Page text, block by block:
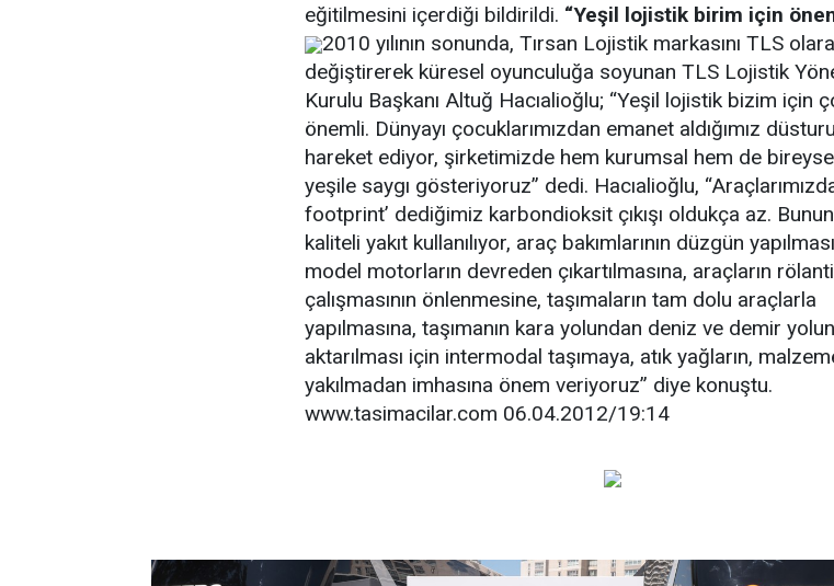
eğitilmesini içerdiği bildirildi. “Yeşil lojistik birim için
2010 yılının sonunda, Tırsan Lojistik markasını TLS
değiştirerek küresel oyunculuğa soyunan TLS Lojistik
Kurulu Başkanı Altuğ Hacıalioğlu; “Yeşil lojistik bizim için
önemli. Dünyayı çocuklarımızdan emanet aldığımız
hareket ediyor, şirketimizde hem kurumsal hem de
yeşile saygı gösteriyoruz” dedi. Hacıalioğlu,
footprint’ dediğimiz karbondioksit çıkışı oldukça az.
kaliteli yakıt kullanılıyor, araç bakımlarının düzgün
model motorların devreden çıkartılmasına, araçların
çalışmasının önlenmesine, taşımaların tam dolu araçlarla
yapılmasına, taşımanın kara yolundan deniz ve demir
aktarılması için intermodal taşımaya, atık yağların,
yakılmadan imhasına önem veriyoruz” diye konuştu.
www.tasimacilar.com 06.04.2012/19:14